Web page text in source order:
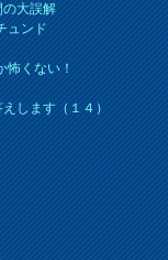
の大誤解
ュンド
怖くない！
します（１４）